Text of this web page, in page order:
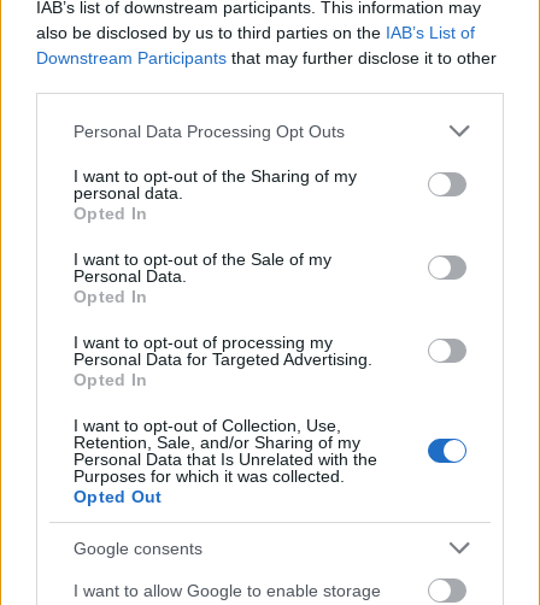
IAB’s list of downstream participants. This information may
also be disclosed by us to third parties on the IAB’s List of
Downstream Participants that may further disclose it to other
Please note that this website/app uses one or more Google
not limited to your visit or usage behaviour. You may click to
grant or deny consent to Google and its third-party tags to
use your data for below specified purposes in below Google
consent section.
Personal Data Processing Opt Outs
I want to opt-out of the Sharing of my
personal data.
Opted In
I want to opt-out of the Sale of my
Personal Data.
Opted In
I want to opt-out of processing my
Personal Data for Targeted Advertising.
Opted In
I want to opt-out of Collection, Use,
Retention, Sale, and/or Sharing of my
Personal Data that Is Unrelated with the
Purposes for which it was collected.
Opted Out
Google consents
I want to allow Google to enable storage
Csak szívogatok, tervet szövögetek,
mint Júlia, lebegek fölöttetek -
Rec.hu
RRRecorder•2025. január 16.
majd rám az éj. Hogyha öngyújtó lennék, a
farzsebedben elférnék. Feketepiacon vett engem
küzdeni folyton, ez nem fair. Még nagy a kabát, de
már növök bele. A szemek nem hazudnak; a kezdet
kezdete;…